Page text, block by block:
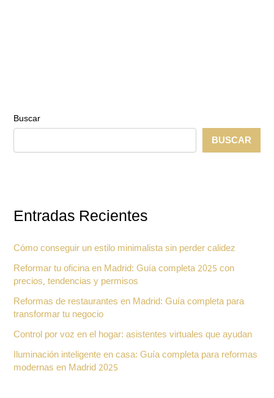
Buscar
BUSCAR
Entradas Recientes
Cómo conseguir un estilo minimalista sin perder calidez
Reformar tu oficina en Madrid: Guía completa 2025 con
precios, tendencias y permisos
Reformas de restaurantes en Madrid: Guía completa para
transformar tu negocio
Control por voz en el hogar: asistentes virtuales que ayudan
Iluminación inteligente en casa: Guía completa para reformas
modernas en Madrid 2025